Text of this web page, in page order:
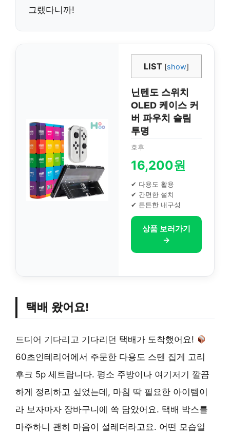
그랬다니까!
LIST [show]
닌텐도 스위치
OLED 케이스 커
버 파우치 슬림
투명
호후
16,200원
✔ 다용도 활용
✔ 간편한 설치
✔ 튼튼한 내구성
상품 보러가기
→
택배 왔어요!
드디어 기다리고 기다리던 택배가 도착했어요!
60초인테리어에서 주문한 다용도 스텐 집게 고리
후크 5p 세트랍니다. 평소 주방이나 여기저기 깔끔
하게 정리하고 싶었는데, 마침 딱 필요한 아이템이
라 보자마자 장바구니에 쏙 담았어요. 택배 박스를
마주하니 괜히 마음이 설레더라고요. 어떤 모습일